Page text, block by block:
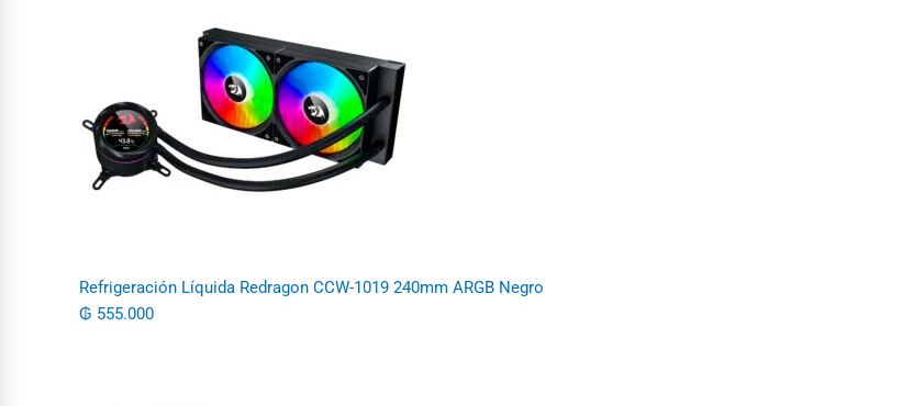
Refrigeración Líquida Redragon CCW-1019 240mm ARGB Negro
₲ 555.000